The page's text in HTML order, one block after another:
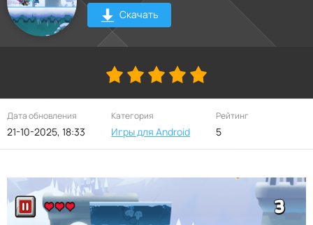
Скачать
Дата обновления
21-10-2025, 18:33
Категория
Игры для Android
Рейтинг
5